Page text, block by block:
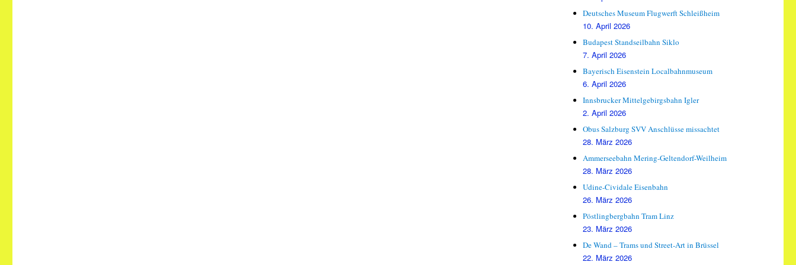
Deutsches Museum Flugwerft Schleißheim
10. April 2026
Budapest Standseilbahn Siklo
7. April 2026
Bayerisch Eisenstein Localbahnmuseum
6. April 2026
Innsbrucker Mittelgebirgsbahn Igler
2. April 2026
Obus Salzburg SVV Anschlüsse missachtet
28. März 2026
Ammerseebahn Mering-Geltendorf-Weilheim
28. März 2026
Udine-Cividale Eisenbahn
26. März 2026
Pöstlingbergbahn Tram Linz
23. März 2026
De Wand – Trams und Street-Art in Brüssel
22. März 2026